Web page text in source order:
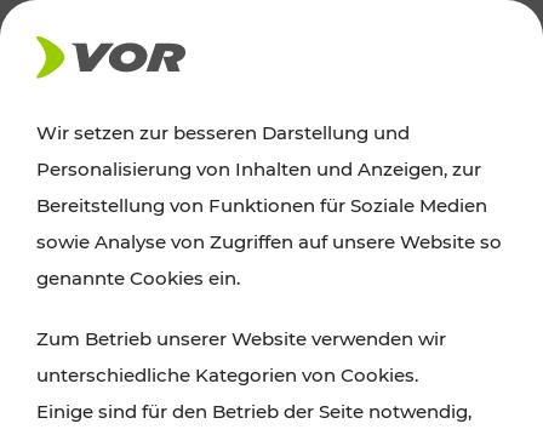
AKTUELLES
News
Alle wichtigen Meldungen zu Fahrplanänderungen,
finden Sie hier im Überblick.
Wir setzen zur besseren Darstellung und
Personalisierung von Inhalten und Anzeigen, zur
Bereitstellung von Funktionen für Soziale Medien
sowie Analyse von Zugriffen auf unsere Website so
genannte Cookies ein.
Zum Betrieb unserer Website verwenden wir
unterschiedliche Kategorien von Cookies.
Einige sind für den Betrieb der Seite notwendig,